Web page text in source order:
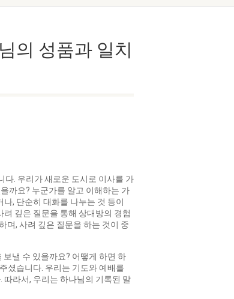
의 성품과 일치
다. 우리가 새로운 도시로 이사를 가
까요? 누군가를 알고 이해하는 가
, 단순히 대화를 나누는 것 등이
깊은 질문을 통해 상대방의 경험
며, 사려 깊은 질문을 하는 것이 중
낼 수 있을까요? 어떻게 하면 하
셨습니다. 우리는 기도와 예배를
따라서, 우리는 하나님의 기록된 말